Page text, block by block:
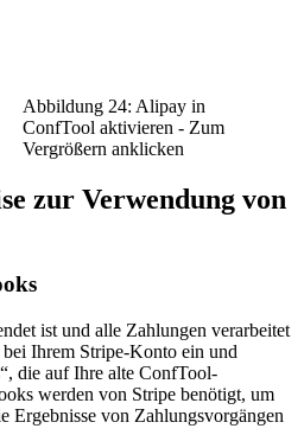
Abbildung 24: Alipay in
ConfTool aktivieren - Zum
Vergrößern anklicken
zur Verwendung von
ist und alle Zahlungen verarbeitet
Ihrem Stripe-Konto ein und
die auf Ihre alte ConfTool-
werden von Stripe benötigt, um
Ergebnisse von Zahlungsvorgängen